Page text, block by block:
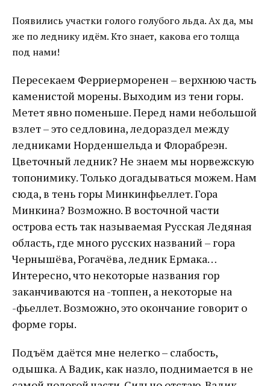
Появились участки голого голубого льда. Ах да, мы
же по леднику идём. Кто знает, какова его толща
под нами!
Пересекаем Ферриерморенен – верхнюю часть
каменистой морены. Выходим из тени горы.
Метет явно поменьше. Перед нами небольшой
взлет – это седловина, ледораздел между
ледниками Норденшельда и Флорабреэн.
Цветочный ледник? Не знаем мы норвежскую
топонимику. Только догадываться можем. Нам
сюда, в тень горы Минкинфьеллет. Гора
Минкина? Возможно. В восточной части
острова есть так называемая Русская Ледяная
область, где много русских названий – гора
Чернышёва, Рогачёва, ледник Ермака…
Интересно, что некоторые названия гор
заканчиваются на -топпен, а некоторые на
-фьеллет. Возможно, это окончание говорит о
форме горы.
Подъём даётся мне нелегко – слабость,
одышка. А Вадик, как назло, поднимается в не